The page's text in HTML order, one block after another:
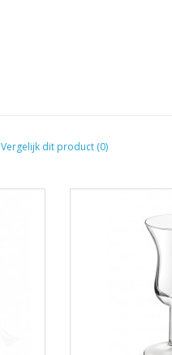
Vergelijk dit product (0)